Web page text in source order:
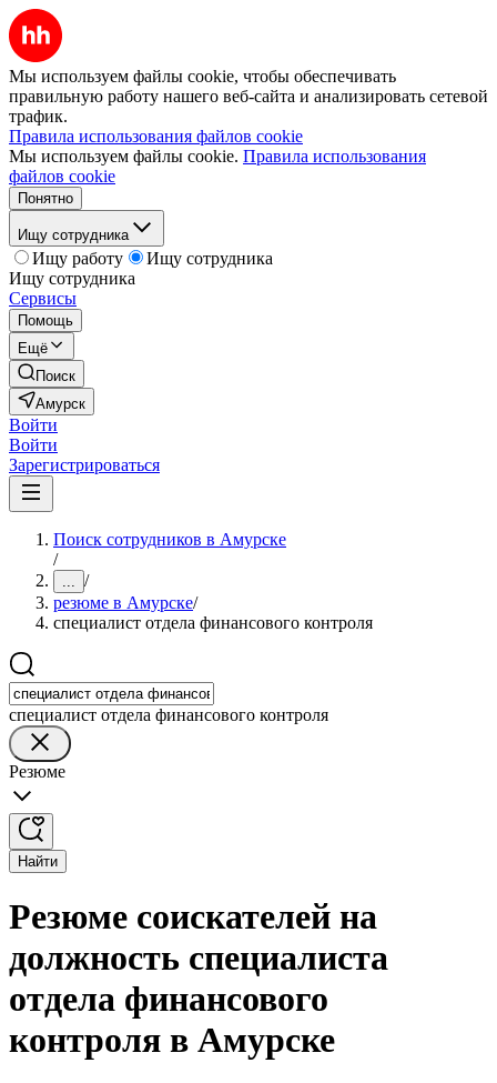
Мы используем файлы cookie, чтобы обеспечивать
правильную работу нашего веб-сайта и анализировать сетевой
трафик.
Правила использования файлов cookie
Мы используем файлы cookie. Правила использования
файлов cookie
Понятно
Ищу сотрудника
Ищу работу
Ищу сотрудника
Ищу сотрудника
Сервисы
Помощь
Ещё
Поиск
Амурск
Войти
Войти
Зарегистрироваться
Поиск сотрудников в Амурске
/
... /
резюме в Амурске/
специалист отдела финансового контроля
специалист отдела финансового контроля
Резюме
Найти
Резюме соискателей на
должность специалиста
отдела финансового
контроля в Амурске